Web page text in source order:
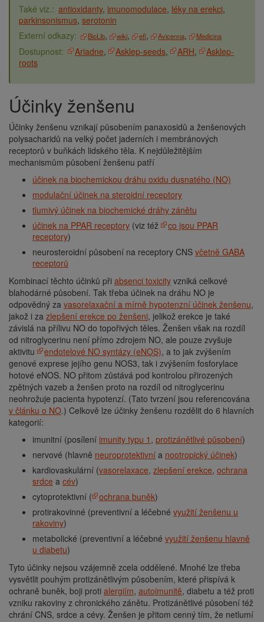
antioxidanty imunomodulace léky na erekci
parkinsonismus serotonin
BioLib wiki efl Avicenna Medicina
Ariadne Asklep-seeds ARH
Asklep-
roots
Účinky ženšenu
Účinky ženšenu vznikají působením panaxosidů a ženšenových
polysacharidů na velký počet jaderních i membránových
receptorů v buňkách lidského těla. K nejdůležitějším
mechanismům působení ženšenu patří
účinek na biochemickou dráhu oxidu dusnatého (NO)
modulační účinek na steroidní receptory
tlumivý účinek na biochemické dráhy zánětu
účinek na PPAR receptory (viz též
co jsou PPAR
receptory)
neurosteroidní působení na receptory CNS včetně GABA
receptorů
Kombinací těchto účinků při absenci toxicity vzniká celkové
blahodárné působení. Tak třeba účinek na dráhu NO je
odpovědný za vasorelaxační a mírně hypotenzní účinek ženšenu,
jakož i za zlepšení erekce po ženšeni, jelikož erekce je také
závislá na přílivu NO do topořivých těles. Ženšen však na rozdíl
od nitroglycerinu není přímo zdrojem NO, ale pouze zvyšuje
aktivitu
endotelové NO syntázy (eNOS), a to jak zvýšením
genové exprese jejího genu NOS3, tak i zvýšením fosforylace
hotové eNOS. NO přitom zůstává pod kontrolou přirozených
zpětných vazeb a ženšen proto na rozdíl od nitroglycerinu
neohrožuje pacienta hypotenzí. (Tato tvrzení jsou referencována
v článku o NO.) Celkově lze účinky ženšenu rozdělit do 6 hlavních
kategorií:
imunitní (posílení imunity typu 1 , protizánětlivé působení)
nervové (hlavně neuroprotektivní a nootropický účinek)
kardiovaskulární (vasorelaxace, zlepšení erekce, ochrana
srdce a cév)
cytoprotektivní (
ochrana buněk)
protirakovinné (preventivní a léčebné využití ženšenu u
rakoviny)
metabolické (preventivní a léčebné využití ženšenu hlavně
u diabetu)
Tyto účinky nejsou vzájemně zcela oddělené. Mnohé lze třeba
vysvětlit pouhým protizánětlivým působením, které přispívá k
ochraně buněk, boji proti alergiím, autoimunitě, diabetu a též proti
vzniku rakoviny z chronického zánětu. Protizánětlivé působení též
chrání CNS, srdce a cévy. Ženšen je přitom cenný tím, že netlumí